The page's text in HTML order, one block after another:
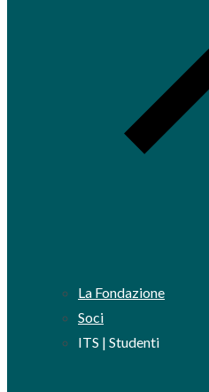
La Fondazione
Soci
ITS | Studenti